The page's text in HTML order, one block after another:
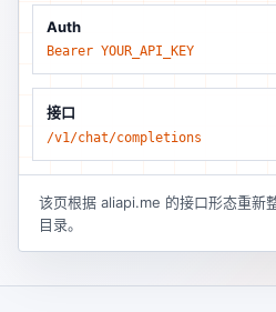
Auth
Bearer YOUR_API_KEY
接口
/v1/chat/completions
该页根据 aliapi.me 的接口形态重新
目录。